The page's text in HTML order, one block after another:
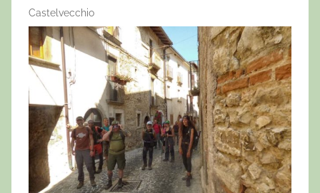
Castelvecchio